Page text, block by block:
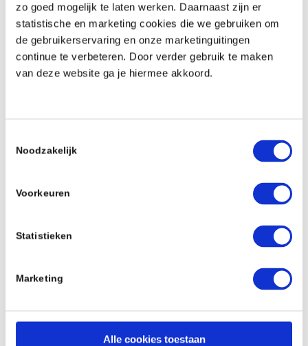
zo goed mogelijk te laten werken. Daarnaast zijn er
statistische en marketing cookies die we gebruiken om
de gebruikerservaring en onze marketinguitingen
continue te verbeteren. Door verder gebruik te maken
van deze website ga je hiermee akkoord.
Noodzakelijk
Voorkeuren
Statistieken
Marketing
Alle cookies toestaan
herkent, wat verspilling en verlies vermindert.
“Wij zouden zeker nog een keer kiezen voor
deze producten, aangezien dit een perfecte
oplossing is voor duurzame